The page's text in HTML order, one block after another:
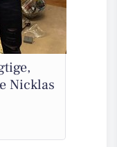
Nicklas